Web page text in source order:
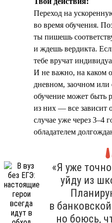
Переход на
во время обучения.
ты пишешь
и ждешь вердикта.
тебе вручат
И не важно, на каком
дневном, заочном или
обучение может быть
из них — все зависит
случае уже через 3–4
обладателем
«Я уже
уйду из
в
но боюсь,